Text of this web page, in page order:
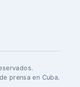
prensa en Cuba.